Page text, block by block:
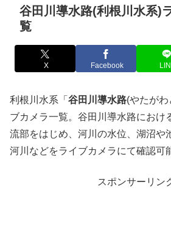
谷田川導水路(利根川水系)
覧
X Facebook
利根川水系「 谷田川導水路(やたがわ
ブカメラ一覧。谷田川導水路におけ
流部をはじめ、河川の水位、湖沼や
河川などをライブカメラにて確認可
スポンサーリン